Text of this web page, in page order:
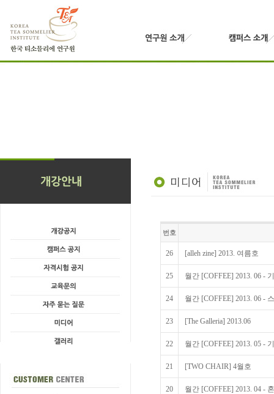
번호
26 [alleh zine] 2013. 여름호
25 월간 [COFFEE] 2013. 06 -
24 월간 [COFFEE] 2013. 06 -
23 [The Galleria] 2013.06
22 월간 [COFFEE] 2013. 05 -
21 [TWO CHAIR] 4월호
20 월간 [COFFEE] 2013. 04 -